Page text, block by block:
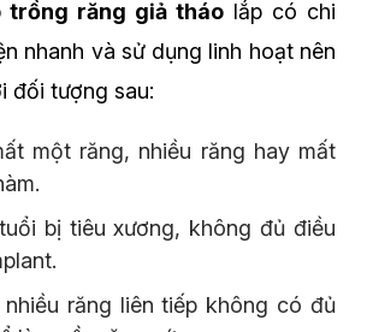
trồng răng giả tháo lắp có chi
nhanh và sử dụng linh hoạt nên
đối tượng sau:
một răng, nhiều răng hay mất
bị tiêu xương, không đủ điều
răng liên tiếp không có đủ